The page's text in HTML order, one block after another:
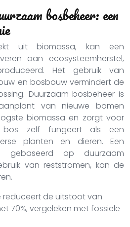
bosbeheer: een
uit biomassa, kan een
aan ecosysteemherstel,
Het gebruik van
en bosbouw vermindert de
Duurzaam bosbeheer is
van nieuwe bomen
biomassa en zorgt voor
bos zelf fungeert als een
planten en dieren. Een
gebaseerd op duurzaam
van reststromen, kan de
reduceert de uitstoot van
70%, vergeleken met fossiele